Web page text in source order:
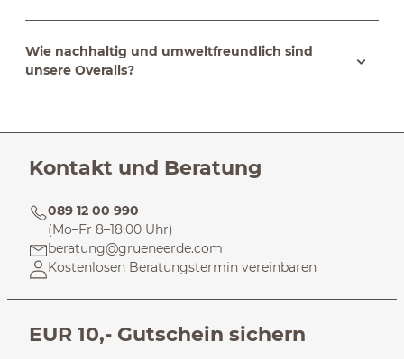
Wie nachhaltig und umweltfreundlich sind
unsere Overalls?
Kontakt und Beratung
089 12 00 990
(Mo–Fr 8–18:00 Uhr)
beratung@grueneerde.com
Kostenlosen Beratungstermin vereinbaren
EUR 10,- Gutschein sichern